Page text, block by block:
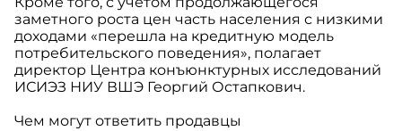
заметного роста цен часть населения с низкими
доходами «перешла на кредитную модель
потребительского поведения», полагает
директор Центра конъюнктурных исследований
ИСИЭЗ НИУ ВШЭ Георгий Остапкович.
Чем могут ответить продавцы